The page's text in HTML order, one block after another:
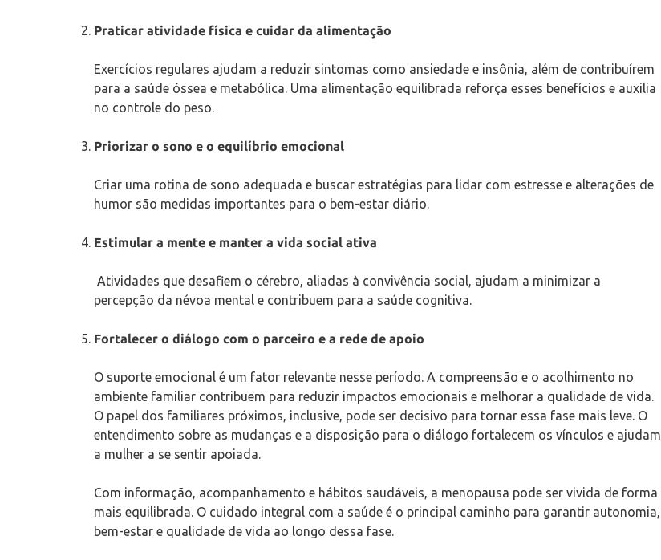
Praticar atividade física e cuidar da alimentação
Exercícios regulares ajudam a reduzir sintomas como ansiedade e insônia, além de contribuírem
para a saúde óssea e metabólica. Uma alimentação equilibrada reforça esses benefícios e auxilia
no controle do peso.
Priorizar o sono e o equilíbrio emocional
Criar uma rotina de sono adequada e buscar estratégias para lidar com estresse e alterações de
humor são medidas importantes para o bem-estar diário.
Estimular a mente e manter a vida social ativa
Atividades que desafiem o cérebro, aliadas à convivência social, ajudam a minimizar a
percepção da névoa mental e contribuem para a saúde cognitiva.
Fortalecer o diálogo com o parceiro e a rede de apoio
O suporte emocional é um fator relevante nesse período. A compreensão e o acolhimento no
ambiente familiar contribuem para reduzir impactos emocionais e melhorar a qualidade de vida.
O papel dos familiares próximos, inclusive, pode ser decisivo para tornar essa fase mais leve. O
entendimento sobre as mudanças e a disposição para o diálogo fortalecem os vínculos e ajudam
a mulher a se sentir apoiada.
Com informação, acompanhamento e hábitos saudáveis, a menopausa pode ser vivida de forma
mais equilibrada. O cuidado integral com a saúde é o principal caminho para garantir autonomia,
bem-estar e qualidade de vida ao longo dessa fase.